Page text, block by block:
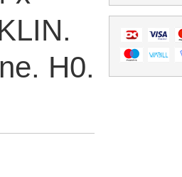
H0.